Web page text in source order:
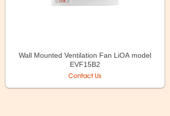
Wall Mounted Ventilation Fan LiOA model
EVF15B2
Contact Us